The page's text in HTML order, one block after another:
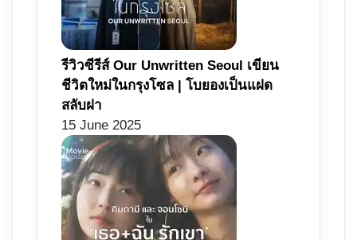
รีวิวซีรีส์ Our Unwritten Seoul เขียน
ชีวิตใหม่ในกรุงโซล | โบยองเป็นแฝด
สลับฝา
15 June 2025